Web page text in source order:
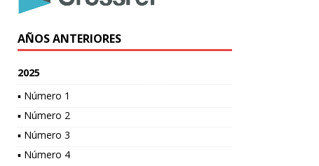
AÑOS ANTERIORES
2025
▪ Número 1
▪ Número 2
▪ Número 3
▪ Número 4